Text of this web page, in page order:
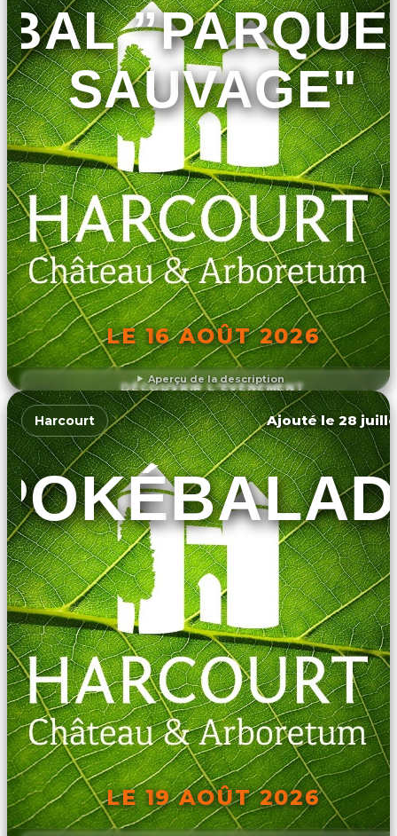
Aperçu de la description
BAL
SAUVAGE"
LE 16 AOÛT 2026
DÉCOUVRIR L'ÉVÉNEMENT
Harcourt Ajouté le 28
LE 19 AOÛT 2026